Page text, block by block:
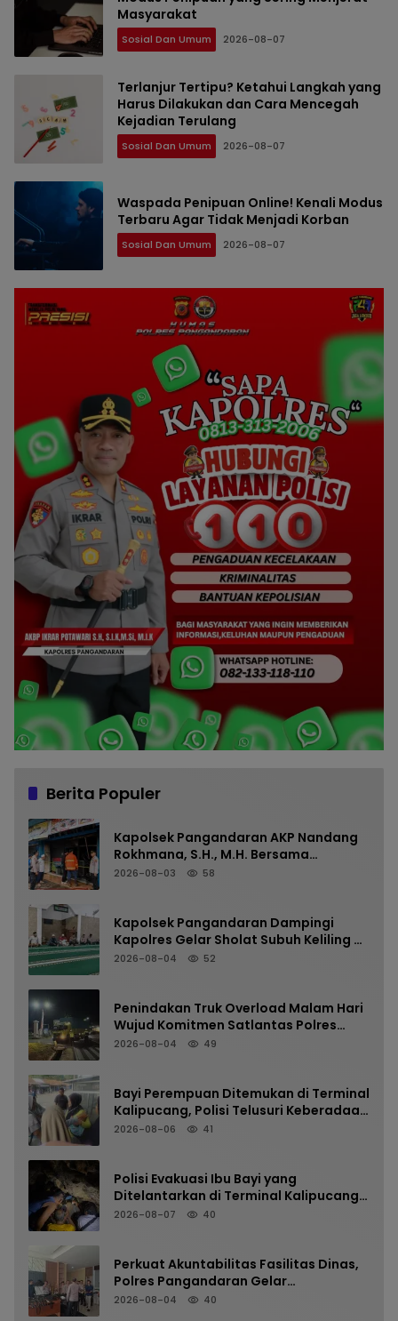
Masyarakat
Sosial Dan Umum 2026-08-07
Terlanjur Tertipu? Ketahui Langkah yang
Harus Dilakukan dan Cara Mencegah
Kejadian Terulang
Sosial Dan Umum 2026-08-07
Waspada Penipuan Online! Kenali Modus
Terbaru Agar Tidak Menjadi Korban
Sosial Dan Umum 2026-08-07
Berita Populer
Kapolsek Pangandaran AKP Nandang
Rokhmana, S.H., M.H. Bersama
Anggota Cek TKP Kebakaran Ruko
2026-08-03 58
Kapolsek Pangandaran Dampingi
Kapolres Gelar Sholat Subuh Keliling di
Masjid Jami Al-Furqon, Pererat
2026-08-04 52
Penindakan Truk Overload Malam Hari
Wujud Komitmen Satlantas Polres
Pangandaran Menjaga Keselamatan
2026-08-04 49
Bayi Perempuan Ditemukan di Terminal
Kalipucang, Polisi Telusuri Keberadaan
Orang Tua
2026-08-06 41
Polisi Evakuasi Ibu Bayi yang
Ditelantarkan di Terminal Kalipucang
dari Dalam Goa
2026-08-07 40
Perkuat Akuntabilitas Fasilitas Dinas,
Polres Pangandaran Gelar
Pemeriksaan Senpi Berkala
2026-08-04 40